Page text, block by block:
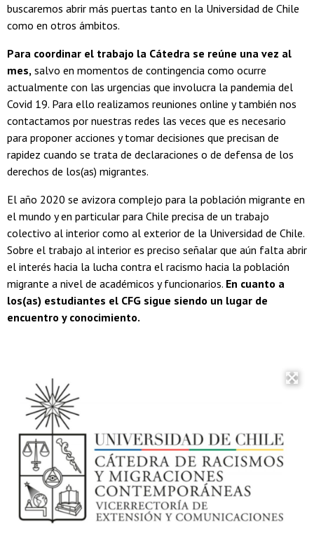
buscaremos abrir más puertas tanto en la Universidad de Chile
como en otros ámbitos.
Para coordinar el trabajo la Cátedra se reúne una vez al
mes, salvo en momentos de contingencia como ocurre
actualmente con las urgencias que involucra la pandemia del
Covid 19. Para ello realizamos reuniones online y también nos
contactamos por nuestras redes las veces que es necesario
para proponer acciones y tomar decisiones que precisan de
rapidez cuando se trata de declaraciones o de defensa de los
derechos de los(as) migrantes.
El año 2020 se avizora complejo para la población migrante en
el mundo y en particular para Chile precisa de un trabajo
colectivo al interior como al exterior de la Universidad de Chile.
Sobre el trabajo al interior es preciso señalar que aún falta abrir
el interés hacia la lucha contra el racismo hacia la población
migrante a nivel de académicos y funcionarios. En cuanto a
los(as) estudiantes el CFG sigue siendo un lugar de
encuentro y conocimiento.